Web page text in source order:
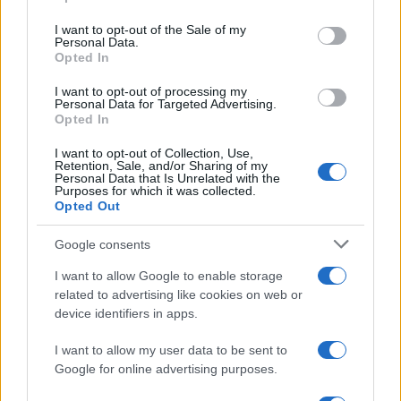
Please note that this website/app uses one or more Google
services and may gather and store information including but
not limited to your visit or usage behaviour. You may click to
grant or deny consent to Google and its third-party tags to
consent section.
I want to opt-out of the Sale of my
Personal Data.
Opted In
I want to opt-out of processing my
Personal Data for Targeted Advertising.
Opted In
I want to opt-out of Collection, Use,
Retention, Sale, and/or Sharing of my
Personal Data that Is Unrelated with the
Purposes for which it was collected.
Opted Out
Google consents
I want to allow Google to enable storage
related to advertising like cookies on web or
device identifiers in apps.
I want to allow my user data to be sent to
Google for online advertising purposes.
Syndication
Globalist
Globalscience
Globalsport
Salute
GiULia